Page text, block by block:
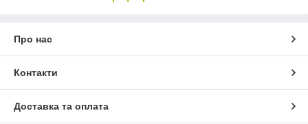
Про нас
Контакти
Доставка та оплата